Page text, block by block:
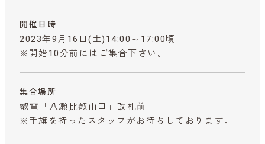
開催日時
2023年9月16日(土)14:00～17:00頃
※開始10分前にはご集合下さい。
集合場所
叡電「八瀬比叡山口」改札前
※手旗を持ったスタッフがお待ちしております。